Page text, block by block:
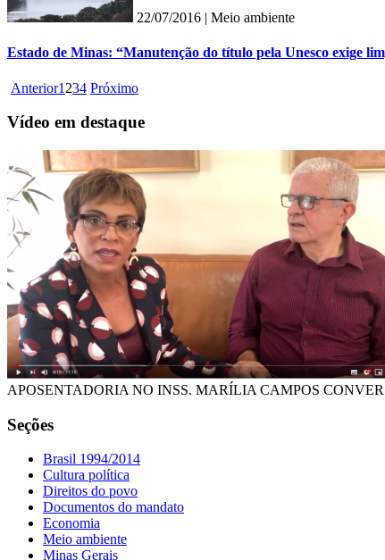
22/07/2016 | Meio ambiente
Estado de Minas: “Manutenção do título pela Unesco exige
Anterior1 234 Próximo
Vídeo em destaque
APOSENTADORIA NO INSS. MARÍLIA CAMPOS
Seções
Brasil 1994/2014
Cultura política
Direitos do povo
Documentos do mandato
Economia
Meio ambiente
Minas Gerais